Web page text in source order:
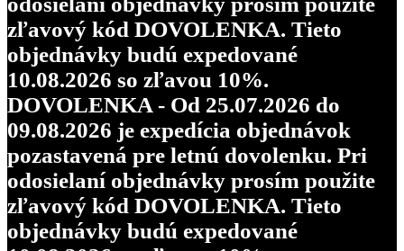
zľavový kód DOVOLENKA. Tieto
objednávky budú expedované
10.08.2026 so zľavou 10%.
DOVOLENKA - Od 25.07.2026 do
09.08.2026 je expedícia objednávok
pozastavená pre letnú dovolenku. Pri
odosielaní objednávky prosím použite
zľavový kód DOVOLENKA. Tieto
objednávky budú expedované